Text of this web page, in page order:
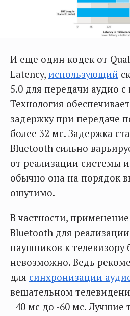
И еще один кодек от
Latency, использующий
5.0 для передачи аудио
Технология
задержку при передаче
более 32 мс. Задержка
Bluetooth сильно
от реализации системы
обычно она на порядок
ощутимо.
В частности, применение
Bluetooth для
наушников к телевизору
невозможно. Ведь
для синхронизации
вещательном
+40 мс до -60 мс. Лучшие